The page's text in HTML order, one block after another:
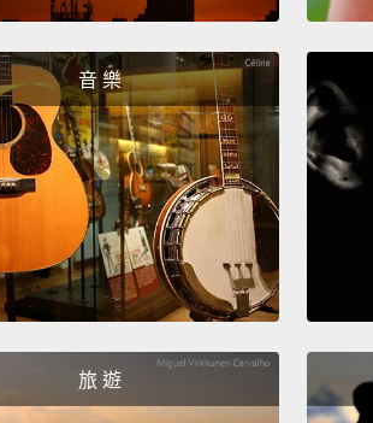
音 樂
旅 遊